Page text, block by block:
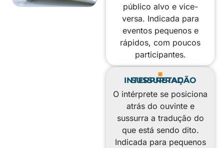
público alvo e vice-
versa. Indicada para
eventos pequenos e
rápidos, com poucos
participantes.
INTERPRETAÇÃO SUSSURRADA
O intérprete se posiciona
atrás do ouvinte e
sussurra a tradução do
que está sendo dito.
Indicada para pequenos